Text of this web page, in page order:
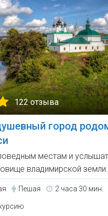
122 отзыва
город
местам и
владимирской земли.
Пешая 2 часа 30 мин.